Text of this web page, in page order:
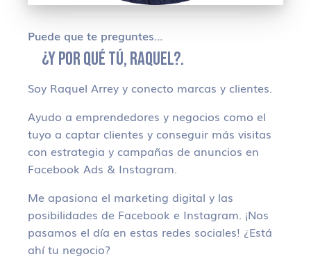
Puede que te preguntes…
¿Y POR QUÉ TÚ, RAQUEL?.
Soy Raquel Arrey y conecto marcas y clientes.
Ayudo a emprendedores y negocios como el
tuyo a captar clientes y conseguir más visitas
con estrategia y campañas de anuncios en
Facebook Ads & Instagram.
Me apasiona el marketing digital y las
posibilidades de Facebook e Instagram. ¡Nos
pasamos el día en estas redes sociales! ¿Está
ahí tu negocio?